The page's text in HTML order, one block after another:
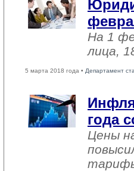
На 1
лица,
5 марта 2018 года • Департамент
года
Цены